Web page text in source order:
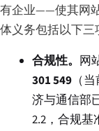
有企业——使其网
体义务包括以下三
合规性。 网
301 549 （
济与通信部
2.2，合规基